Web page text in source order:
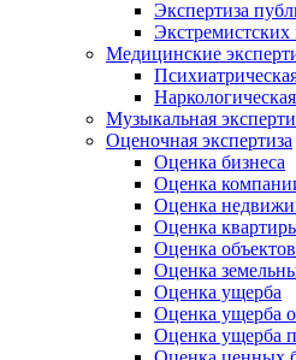
Экспертиза
Экстремистских
Медицинские
Музыкальная
Оценочная экспертиза
Оценка бизнеса
Оценка
Оценка
Оценка
Оценка
Оценка
Оценка ущерба
Оценка ущерба
Оценка ущерба